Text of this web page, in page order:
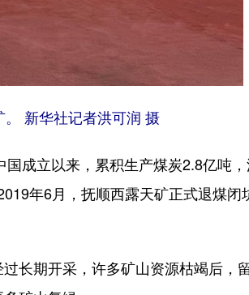
新华社记者洪可润 摄
成立以来，累积生产煤炭2.8亿吨
年6月，抚顺西露天矿正式退煤闭
长期开采，许多矿山资源枯竭后，